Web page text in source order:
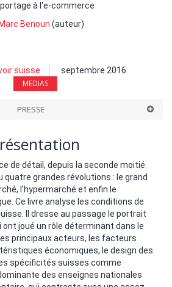
à l'e-commerce
Marc Benoun (auteur)
suisse septembre 2016
MEDIAS
PRESSE
de détail, depuis la seconde moitié
quatre grandes révolutions : le grand
l'hypermarché et enfin le
Ce livre analyse les conditions de
Il dresse au passage le portrait
joué un rôle déterminant dans le
principaux acteurs, les facteurs
économiques, le design des
spécificités suisses comme
des enseignes nationales